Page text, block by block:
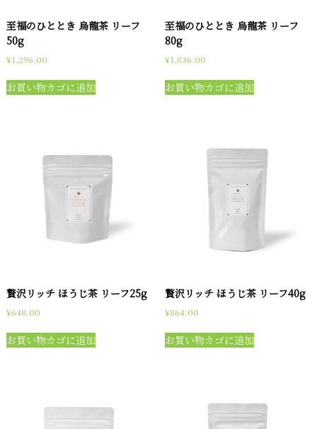
至福のひととき 烏龍茶 リーフ
50g
¥1,296.00
お買い物カゴに追加
至福のひととき 烏龍茶 リーフ
80g
¥1,836.00
お買い物カゴに追加
贅沢リッチ ほうじ茶 リーフ25g
¥648.00
お買い物カゴに追加
贅沢リッチ ほうじ茶 リーフ40g
¥864.00
お買い物カゴに追加